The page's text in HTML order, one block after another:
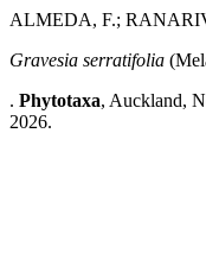
ALMEDA, F.;
Gravesia serratifolia
. Phytotaxa, Auckland,
2026.